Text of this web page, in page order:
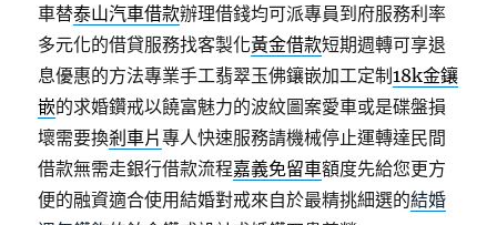
車替泰山汽車借款辦理借錢均可派專員到府服務利率
多元化的借貸服務找客製化黃金借款短期週轉可享退
息優惠的方法專業手工翡翠玉佛鑲嵌加工定制18k金鑲
嵌的求婚鑽戒以饒富魅力的波紋圖案愛車或是碟盤損
壞需要換剎車片專人快速服務請機械停止運轉達民間
借款無需走銀行借款流程嘉義免留車額度先給您更方
便的融資適合使用結婚對戒來自於最精挑細選的結婚